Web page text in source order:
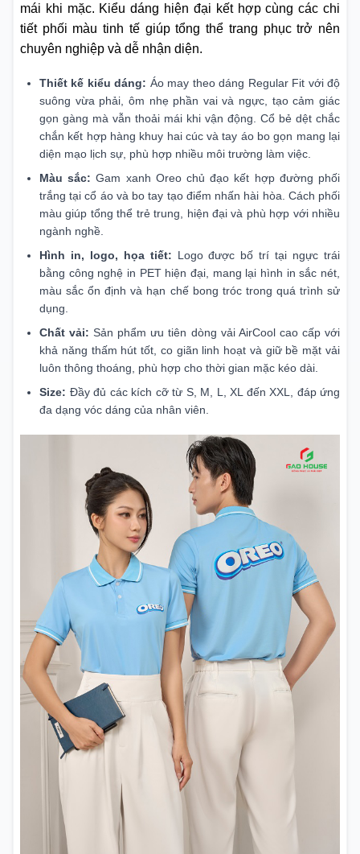
mái khi mặc. Kiểu dáng hiện đại kết hợp cùng các chi
tiết phối màu tinh tế giúp tổng thể trang phục trở nên
chuyên nghiệp và dễ nhận diện.
Thiết kế kiểu dáng: Áo may theo dáng Regular Fit với độ
suông vừa phải, ôm nhẹ phần vai và ngực, tạo cảm giác
gọn gàng mà vẫn thoải mái khi vận động. Cổ bẻ dệt chắc
chắn kết hợp hàng khuy hai cúc và tay áo bo gọn mang lại
diện mạo lịch sự, phù hợp nhiều môi trường làm việc.
Màu sắc: Gam xanh Oreo chủ đạo kết hợp đường phối
trắng tại cổ áo và bo tay tạo điểm nhấn hài hòa. Cách phối
màu giúp tổng thể trẻ trung, hiện đại và phù hợp với nhiều
ngành nghề.
Hình in, logo, họa tiết: Logo được bố trí tại ngực trái
bằng công nghệ in PET hiện đại, mang lại hình in sắc nét,
màu sắc ổn định và hạn chế bong tróc trong quá trình sử
dụng.
Chất vải: Sản phẩm ưu tiên dòng vải AirCool cao cấp với
khả năng thấm hút tốt, co giãn linh hoạt và giữ bề mặt vải
luôn thông thoáng, phù hợp cho thời gian mặc kéo dài.
Size: Đầy đủ các kích cỡ từ S, M, L, XL đến XXL, đáp ứng
đa dạng vóc dáng của nhân viên.